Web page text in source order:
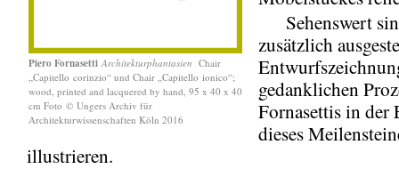
Piero Fornasetti Architekturphantasien Chair
„Capitello corinzio“ und Chair „Capitello ionico“;
wood, printed and lacquered by hand, 95 x 40 x 40
cm Foto © Ungers Archiv für
Architekturwissenschaften Köln 2016
Sehenswert
zusätzlich
gedanklichen
Fornasettis in
dieses
illustrieren.